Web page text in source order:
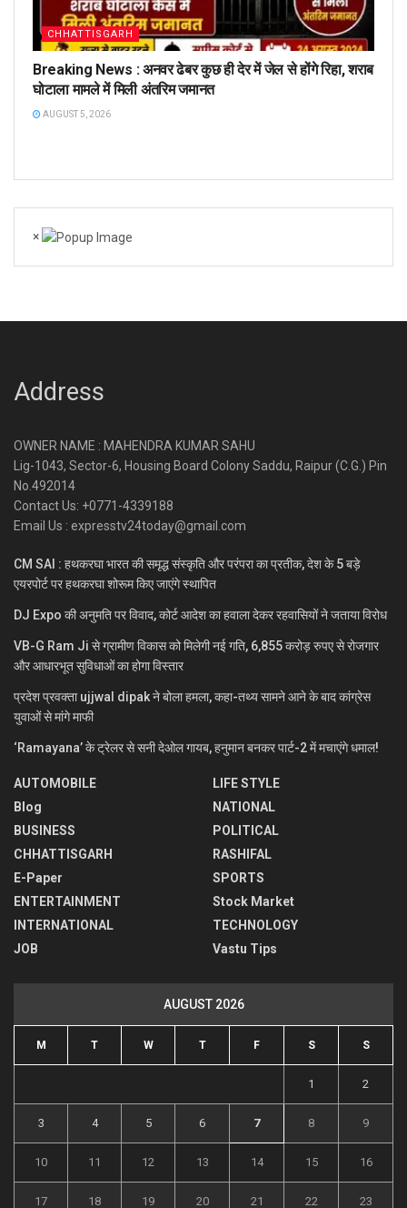
CHHATTISGARH
Breaking News : अनवर ढेबर कुछ ही देर में जेल से होंगे रिहा, शराब
घोटाला मामले में मिली अंतरिम जमानत
AUGUST 5, 2026
×
Address
OWNER NAME : MAHENDRA KUMAR SAHU
Lig-1043, Sector-6, Housing Board Colony Saddu, Raipur (C.G.) Pin
No.492014
Contact Us: +0771-4339188
Email Us : expresstv24today@gmail.com
CM SAI : हथकरघा भारत की समृद्ध संस्कृति और परंपरा का प्रतीक, देश के 5 बड़े
एयरपोर्ट पर हथकरघा शोरूम किए जाएंगे स्थापित
DJ Expo की अनुमति पर विवाद, कोर्ट आदेश का हवाला देकर रहवासियों ने जताया विरोध
VB-G Ram Ji से ग्रामीण विकास को मिलेगी नई गति, 6,855 करोड़ रुपए से रोजगार
और आधारभूत सुविधाओं का होगा विस्तार
प्रदेश प्रवक्ता ujjwal dipak ने बोला हमला, कहा-तथ्य सामने आने के बाद कांग्रेस
युवाओं से मांगे माफी
‘Ramayana’ के ट्रेलर से सनी देओल गायब, हनुमान बनकर पार्ट-2 में मचाएंगे धमाल!
AUTOMOBILE
Blog
BUSINESS
CHHATTISGARH
E-Paper
ENTERTAINMENT
INTERNATIONAL
JOB
LIFE STYLE
NATIONAL
POLITICAL
RASHIFAL
SPORTS
Stock Market
TECHNOLOGY
Vastu Tips
AUGUST 2026
M T W T F S S
1 2
3 4 5 6 7 8 9
10 11 12 13 14 15 16
17 18 19 20 21 22 23